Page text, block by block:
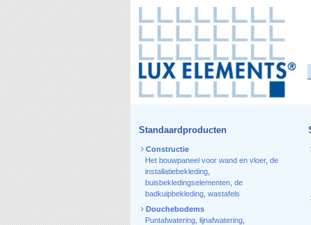
Standaardproducten
Constructie
Het bouwpaneel voor wand en vloer, de
installatiebekleding
buisbekledingselementen de
badkuipbekleding wastafels
Douchebodems
Puntafwatering lijnafwatering